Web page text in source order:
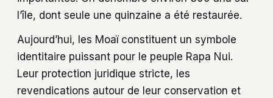
l’île, dont seule une quinzaine a été restaurée.
Aujourd’hui, les Moaï constituent un symbole
identitaire puissant pour le peuple Rapa Nui.
Leur protection juridique stricte, les
revendications autour de leur conservation et